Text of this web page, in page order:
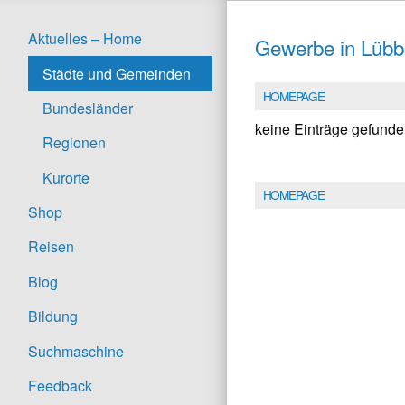
Aktuelles – Home
Städte und Gemeinden
Bundesländer
Regionen
Kurorte
Shop
Reisen
Blog
Bildung
Suchmaschine
Feedback
Gewerbe in
HOMEPAGE
keine Einträge
HOMEPAGE